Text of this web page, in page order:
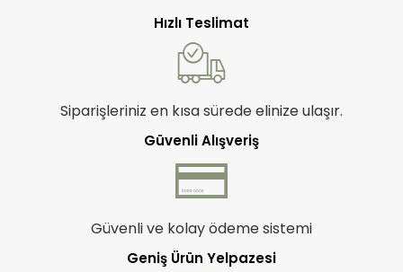
Hızlı Teslimat
Siparişleriniz en kısa sürede elinize ulaşır.
Güvenli Alışveriş
Güvenli ve kolay ödeme sistemi
Geniş Ürün Yelpazesi